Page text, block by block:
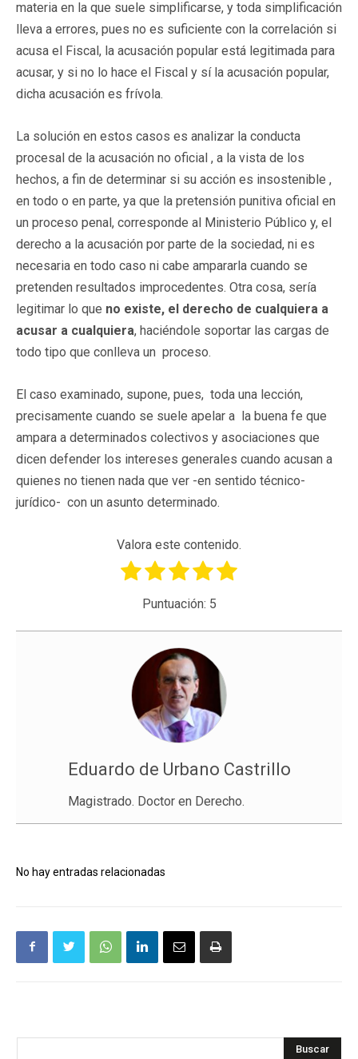
materia en la que suele simplificarse, y toda simplificación
lleva a errores, pues no es suficiente con la correlación si
acusa el Fiscal, la acusación popular está legitimada para
acusar, y si no lo hace el Fiscal y sí la acusación popular,
dicha acusación es frívola.
La solución en estos casos es analizar la conducta
procesal de la acusación no oficial , a la vista de los
hechos, a fin de determinar si su acción es insostenible ,
en todo o en parte, ya que la pretensión punitiva oficial en
un proceso penal, corresponde al Ministerio Público y, el
derecho a la acusación por parte de la sociedad, ni es
necesaria en todo caso ni cabe ampararla cuando se
pretenden resultados improcedentes. Otra cosa, sería
legitimar lo que no existe, el derecho de cualquiera a
acusar a cualquiera, haciéndole soportar las cargas de
todo tipo que conlleva un proceso.
El caso examinado, supone, pues, toda una lección,
precisamente cuando se suele apelar a la buena fe que
ampara a determinados colectivos y asociaciones que
dicen defender los intereses generales cuando acusan a
quienes no tienen nada que ver -en sentido técnico-
jurídico- con un asunto determinado.
Valora este contenido.
Puntuación: 5
Eduardo de Urbano Castrillo
Magistrado. Doctor en Derecho.
No hay entradas relacionadas
Buscar